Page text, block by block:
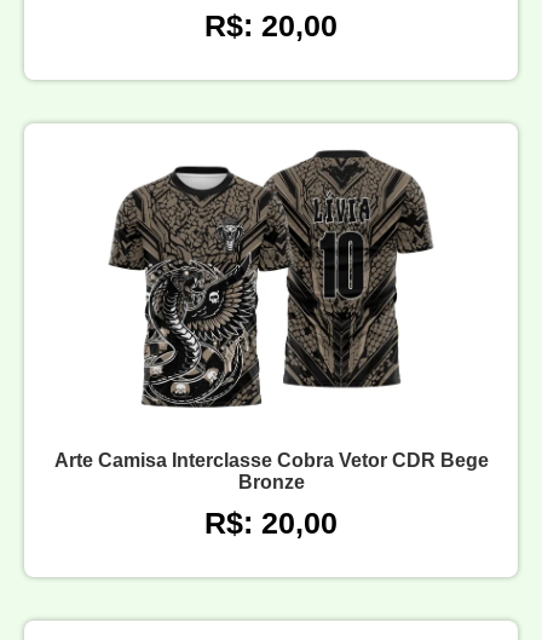
R$: 20,00
Arte Camisa Interclasse Cobra Vetor CDR Bege
Bronze
R$: 20,00